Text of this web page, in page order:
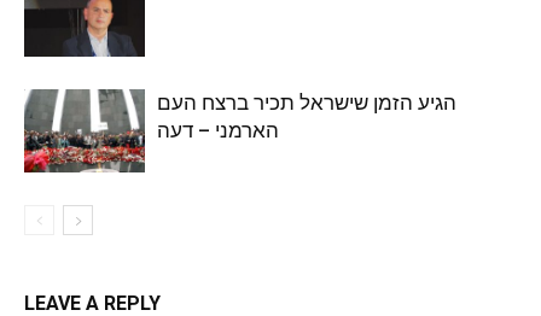
הגיע הזמן שישראל תכיר ברצח העם
הארמני – דעה
LEAVE A REPLY